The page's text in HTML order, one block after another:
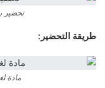
تحضير
طريقة التحضير:
مادة